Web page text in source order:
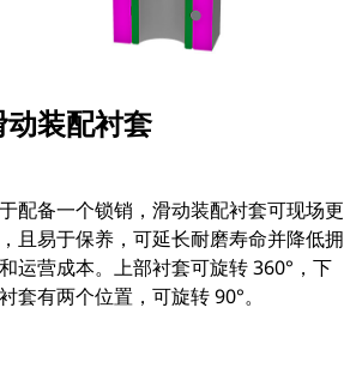
动装配衬套
配备一个锁销，滑动装配衬套可现场更
且易于保养，可延长耐磨寿命并降低拥
运营成本。上部衬套可旋转 360°，下
套有两个位置，可旋转 90°。